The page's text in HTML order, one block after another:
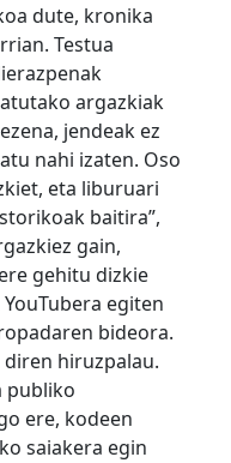
dute, kronika
Testua
argazkiak
jendeak ez
nahi izaten. Oso
eta liburuari
baitira”,
gain,
gehitu dizkie
egiten
bideora.
hiruzpalau.
publiko
ere, kodeen
saiakera egin